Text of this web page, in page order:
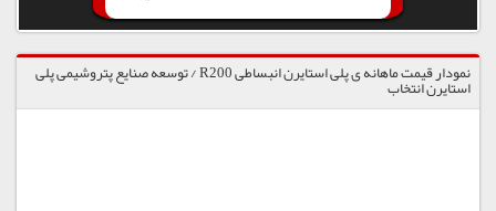
نمودار قیمت ماهانه ی پلی استایرن انبساطی R200 / توسعه صنایع پتروشیمی پلی
استایرن انتخاب